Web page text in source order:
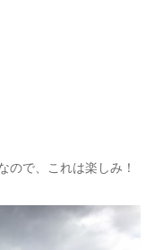
ので、これは楽しみ！